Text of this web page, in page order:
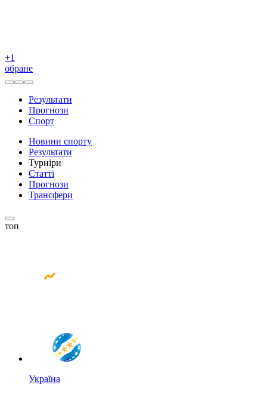
+1
обране
Результати
Прогнози
Спорт
Новини спорту
Результати
Турніри
Статті
Прогнози
Трансфери
топ
Україна